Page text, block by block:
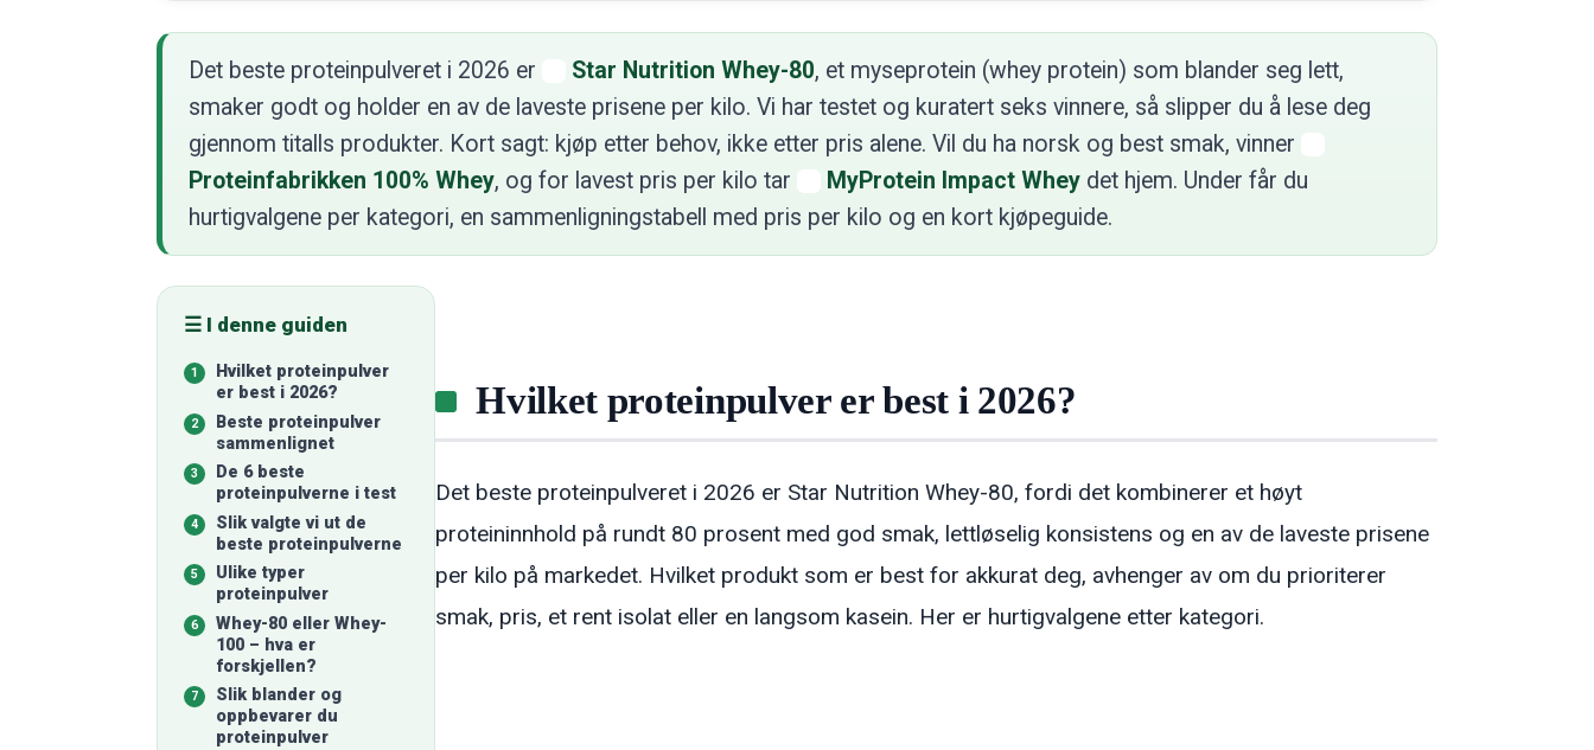
Det beste proteinpulveret i 2026 er Star Nutrition Whey-80, et myseprotein (whey protein) som blander seg lett,
smaker godt og holder en av de laveste prisene per kilo. Vi har testet og kuratert seks vinnere, så slipper du å lese deg
gjennom titalls produkter. Kort sagt: kjøp etter behov, ikke etter pris alene. Vil du ha norsk og best smak, vinner
Proteinfabrikken 100% Whey, og for lavest pris per kilo tar MyProtein Impact Whey det hjem. Under får du
hurtigvalgene per kategori, en sammenligningstabell med pris per kilo og en kort kjøpeguide.
☰ I denne guiden
Hvilket proteinpulver
er best i 2026?
Beste proteinpulver
sammenlignet
De 6 beste
proteinpulverne i test
Slik valgte vi ut de
beste proteinpulverne
Ulike typer
proteinpulver
Whey-80 eller Whey-
100 – hva er
forskjellen?
Slik blander og
oppbevarer du
proteinpulver
Hvilket proteinpulver er best i 2026?
Det beste proteinpulveret i 2026 er Star Nutrition Whey-80, fordi det kombinerer et høyt
proteininnhold på rundt 80 prosent med god smak, lettløselig konsistens og en av de laveste prisene
per kilo på markedet. Hvilket produkt som er best for akkurat deg, avhenger av om du prioriterer
smak, pris, et rent isolat eller en langsom kasein. Her er hurtigvalgene etter kategori.